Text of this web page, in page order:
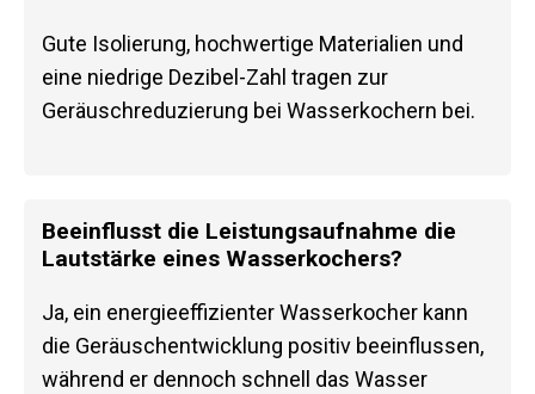
Gute Isolierung, hochwertige Materialien und
eine niedrige Dezibel-Zahl tragen zur
Geräuschreduzierung bei Wasserkochern bei.
Beeinflusst die Leistungsaufnahme die
Lautstärke eines Wasserkochers?
Ja, ein energieeffizienter Wasserkocher kann
die Geräuschentwicklung positiv beeinflussen,
während er dennoch schnell das Wasser